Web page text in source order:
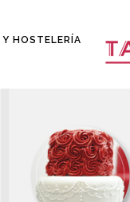
Y HOSTELERÍA